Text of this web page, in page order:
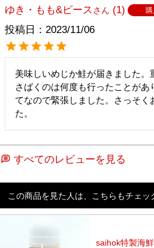
ゆき・もも&ピース 1
投稿日 2023/11/06
美味しいめじか鮭が届きました。
さばくのは何度も行ったことがあ
てなので緊張しました。さっそく
た。
すべてのレビューを見る
この商品を見た人は、こちらもチェッ
saihok特製海